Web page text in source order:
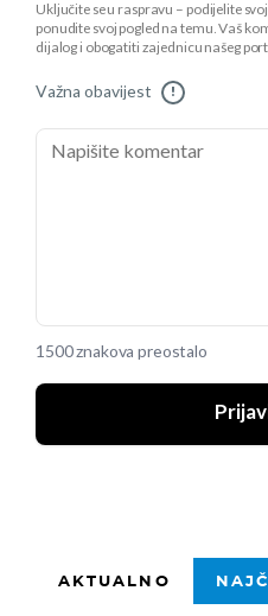
Uključite se u raspravu – podijelite
ponudite svoj pogled na temu. Vaš
dijalog i obogatiti zajednicu našeg
Važna obavijest !
1500 znakova preostalo
AKTUALNO